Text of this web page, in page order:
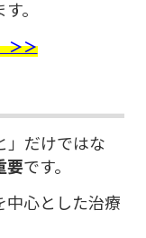
。
＞＞
」だけではな
要です。
中心とした治療